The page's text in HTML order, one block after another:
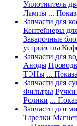
Уплотнитель
Лампы ...
Запчасти для
Контейнеры
Заварочные
устройства
Запчасти для
Аноды
ТЭНы ...
Запчасти для
Фильтры
Ролики ...
Запчасти для
Тарелки